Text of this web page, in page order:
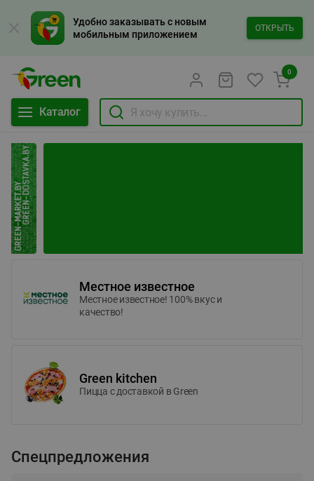
Удобно заказывать с новым
мобильным приложением
ОТКРЫТЬ
Каталог
0
Местное известное
Местное известное! 100% вкус и
качество!
Green kitchen
Пицца c доставкой в Green
Спецпредложения